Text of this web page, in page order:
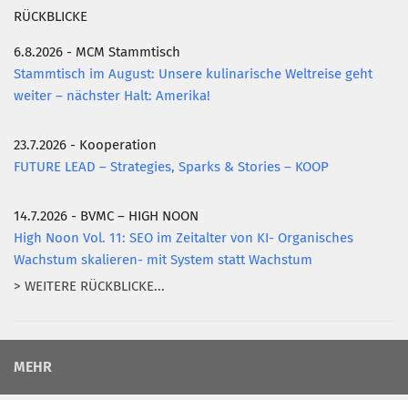
RÜCKBLICKE
6.8.2026 - MCM Stammtisch
Stammtisch im August: Unsere kulinarische Weltreise geht
weiter – nächster Halt: Amerika!
23.7.2026 - Kooperation
FUTURE LEAD – Strategies, Sparks & Stories – KOOP
14.7.2026 - BVMC – HIGH NOON
High Noon Vol. 11: SEO im Zeitalter von KI- Organisches
Wachstum skalieren- mit System statt Wachstum
> WEITERE RÜCKBLICKE...
MEHR